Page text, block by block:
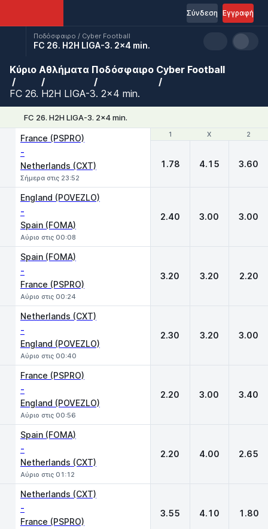
Εγγραφή
Σύνδεση
Ποδόσφαιρο / Cyber Football
FC 26. H2H LIGA-3. 2x4 min.
Κύριο Αθλήματα Ποδόσφαιρο Cyber Football
FC 26. H2H LIGA-3. 2x4 min.
FC 26. H2H LIGA-3. 2x4 min.
1 X 2
France (PSPRO)
-
Netherlands (CXT)
Σήμερα στις 23:52
1 X 2
1.78 4.15 3.60
England (POVEZLO)
-
Spain (FOMA)
Αύριο στις 00:08
2.40 3.00 3.00
Spain (FOMA)
-
France (PSPRO)
Αύριο στις 00:24
3.20 3.20 2.20
Netherlands (CXT)
-
England (POVEZLO)
Αύριο στις 00:40
2.30 3.20 3.00
France (PSPRO)
-
England (POVEZLO)
Αύριο στις 00:56
2.20 3.00 3.40
Spain (FOMA)
-
Netherlands (CXT)
Αύριο στις 01:12
2.20 4.00 2.65
Netherlands (CXT)
-
France (PSPRO)
3.55 4.10 1.80